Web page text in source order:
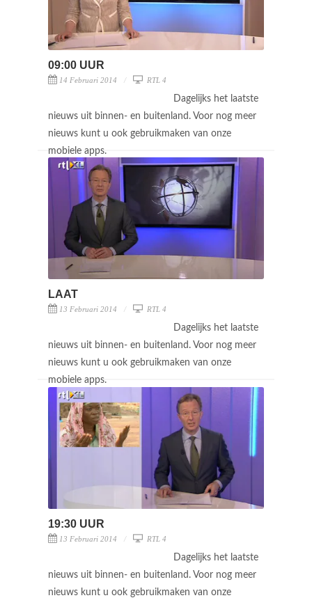
09:00 UUR
14 Februari 2014 RTL 4
Dagelijks het laatste
nieuws uit binnen- en buitenland. Voor nog meer
nieuws kunt u ook gebruikmaken van onze
mobiele apps.
LAAT
13 Februari 2014 RTL 4
Dagelijks het laatste
nieuws uit binnen- en buitenland. Voor nog meer
nieuws kunt u ook gebruikmaken van onze
mobiele apps.
19:30 UUR
13 Februari 2014 RTL 4
Dagelijks het laatste
nieuws uit binnen- en buitenland. Voor nog meer
nieuws kunt u ook gebruikmaken van onze